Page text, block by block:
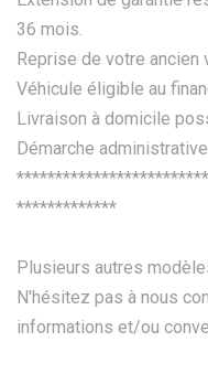
36 mois.
Reprise de votre ancien
Véhicule éligible au
Livraison à domicile
Démarche
*************
Plusieurs autres
N'hésitez pas à nous
informations et/ou